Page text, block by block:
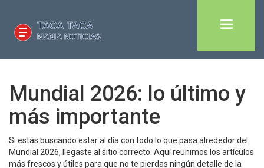
Mundial 2026: lo último y
más importante
Si estás buscando estar al día con todo lo que pasa alrededor del
Mundial 2026, llegaste al sitio correcto. Aquí reunimos los artículos
más frescos y útiles para que no te pierdas ningún detalle de la